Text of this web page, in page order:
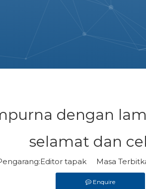
dengan
selamat dan
tapak Masa
Enquire